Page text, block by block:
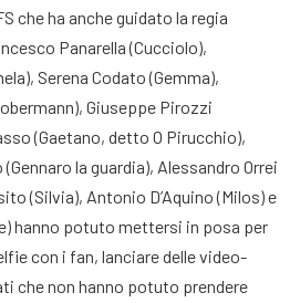
che ha anche guidato la regia
Panarella (Cucciolo),
Serena Codato (Gemma),
Giuseppe Pirozzi
(Gaetano, detto O Pirucchio),
la guardia), Alessandro Orrei
(Silvia), Antonio D’Aquino (Milos) e
hanno potuto mettersi in posa per
con i fan, lanciare delle video-
che non hanno potuto prendere